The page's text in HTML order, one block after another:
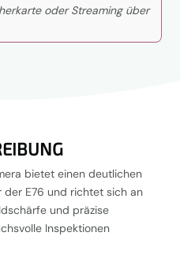
oder Streaming über
bietet einen deutlichen
E76 und richtet sich an
und präzise
Inspektionen